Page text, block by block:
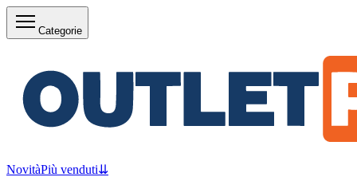
Categorie
NovitàPiù venduti⇊